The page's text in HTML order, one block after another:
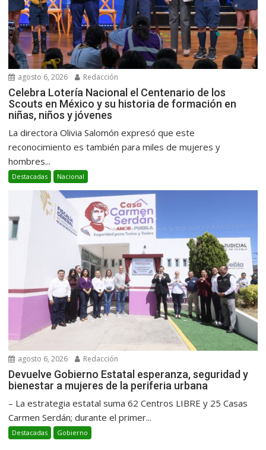
agosto 6, 2026 Redacción
Celebra Lotería Nacional el Centenario de los
Scouts en México y su historia de formación en
niñas, niños y jóvenes
La directora Olivia Salomón expresó que este
reconocimiento es también para miles de mujeres y
hombres...
Destacadas Nacional
agosto 6, 2026 Redacción
Devuelve Gobierno Estatal esperanza, seguridad y
bienestar a mujeres de la periferia urbana
– La estrategia estatal suma 62 Centros LIBRE y 25 Casas
Carmen Serdán; durante el primer...
Destacadas Gobierno